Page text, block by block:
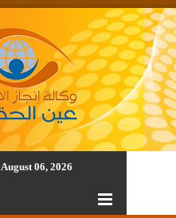
August 06, 2026